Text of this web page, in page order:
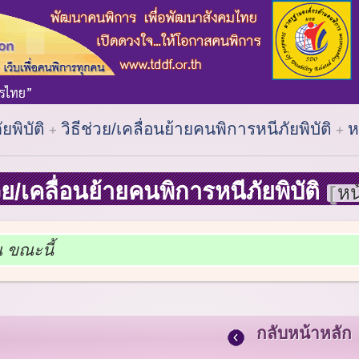
พิบัติ วิธีช่วย/เคลื่อนย้ายคนพิการหนีภัยพิบัติ
/เคลื่อนย้ายคนพิการหนีภัยพิบัติ ห
ขณะนี้
กลับหน้าหลัก